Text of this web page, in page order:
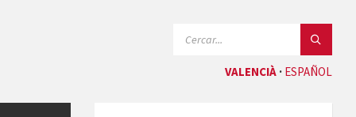
VALENCIÀ ESPAÑOL